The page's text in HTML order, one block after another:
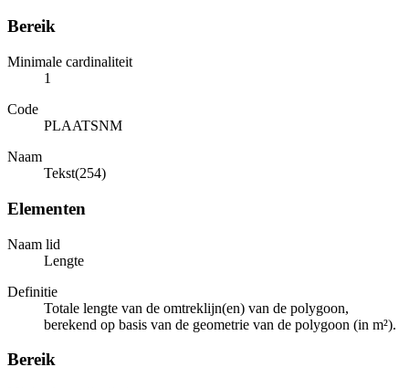
Bereik
Minimale cardinaliteit
1
Code
PLAATSNM
Naam
Tekst(254)
Elementen
Naam lid
Lengte
Definitie
Totale lengte van de omtreklijn(en) van de polygoon,
berekend op basis van de geometrie van de polygoon (in m²).
Bereik